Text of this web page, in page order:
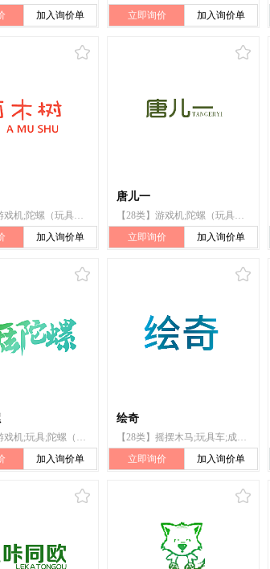
加入询价单
立即询价
加入询价单
【28类】游戏机;陀螺（玩具）;国际象棋;羽毛球;锻炼身体器械;滑雪板;拳击手套;圣诞树架;钓鱼用具;遥控玩具汽车
加入询价单
唐儿一
【28类】游戏机;陀螺（玩具）;国际象棋;羽毛球;锻炼身体器械;滑雪板;拳击手套;圣诞树架;钓鱼用具;遥控玩具汽车
立即询价
加入询价单
【28类】游戏机;玩具;陀螺（玩具）;纸牌;运动球类球胆;锻炼身体器械;体育活动器械;游泳池（娱乐用品）;翼型浮袋;圣诞树用装饰品（照明用物品和糖果除外）
加入询价单
绘奇
【28类】摇摆木马;玩具车;成比例的模型车;国际象棋;儿童自行车（非运输工具）;玩具;玩具机器人;陀螺（玩具）;儿童用多功能活动玩具;人造圣诞树
立即询价
加入询价单